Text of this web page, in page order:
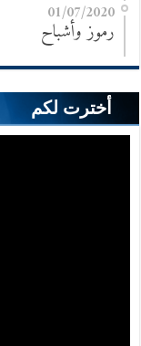
01/07/2020
رموز وأشباح
أخترت لكم